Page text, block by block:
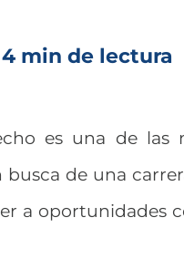
4 min de lectura
es una de las
busca de una
a oportunidades